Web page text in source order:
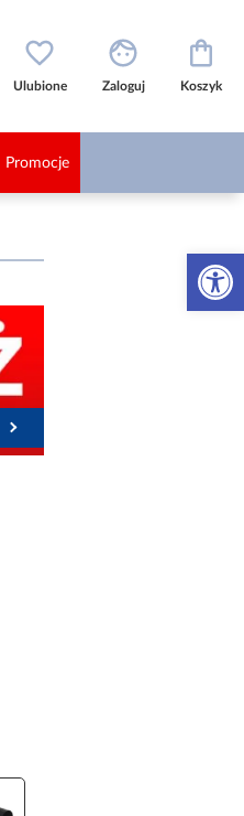
Otwórz
Ulubione Zaloguj Koszyk
Promocje